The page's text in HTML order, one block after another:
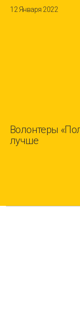
12 Января 2022
Волонтеры
лучше